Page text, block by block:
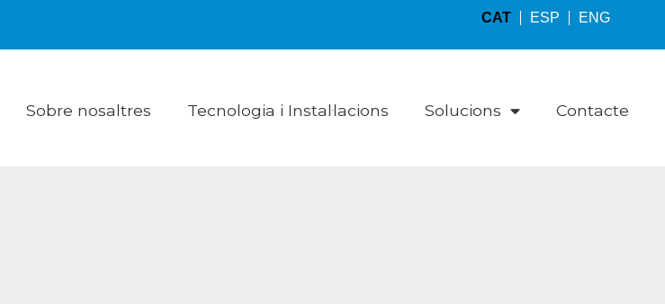
CAT ESP ENG
Sobre nosaltres Tecnologia i Instal·lacions Solucions Contacte